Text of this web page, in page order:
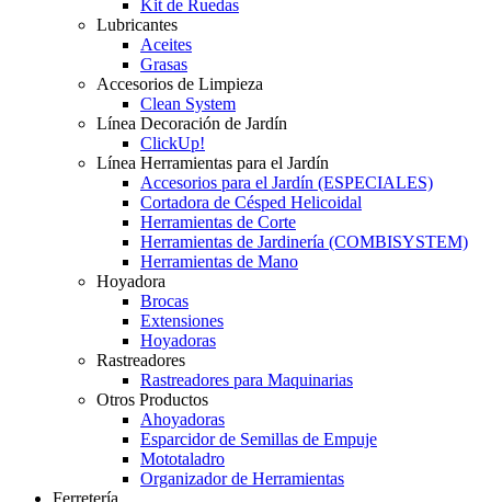
Kit de Ruedas
Lubricantes
Aceites
Grasas
Accesorios de Limpieza
Clean System
Línea Decoración de Jardín
ClickUp!
Línea Herramientas para el Jardín
Accesorios para el Jardín (ESPECIALES)
Cortadora de Césped Helicoidal
Herramientas de Corte
Herramientas de Jardinería (COMBISYSTEM)
Herramientas de Mano
Hoyadora
Brocas
Extensiones
Hoyadoras
Rastreadores
Rastreadores para Maquinarias
Otros Productos
Ahoyadoras
Esparcidor de Semillas de Empuje
Mototaladro
Organizador de Herramientas
Ferretería